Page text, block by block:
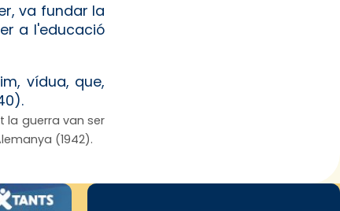
va fundar la
a l'educació
vídua, que,
la guerra van ser
(1942).